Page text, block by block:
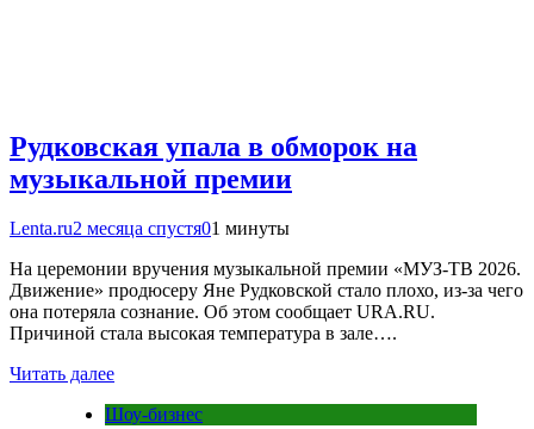
Рудковская упала в обморок на
музыкальной премии
Lenta.ru2 месяца спустя01 минуты
На церемонии вручения музыкальной премии «МУЗ-ТВ 2026.
Движение» продюсеру Яне Рудковской стало плохо, из-за чего
она потеряла сознание. Об этом сообщает URA.RU.
Причиной стала высокая температура в зале….
Читать далее
Шоу-бизнес